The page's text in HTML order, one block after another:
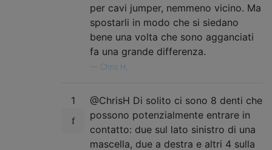
per cavi jumper, nemmeno vicino. Ma
spostarli in modo che si siedano
bene una volta che sono agganciati
fa una grande differenza.
Chris H,
1
@ChrisH Di solito ci sono 8 denti che
possono potenzialmente entrare in
contatto: due sul lato sinistro di una
mascella, due a destra e altri 4 sulla